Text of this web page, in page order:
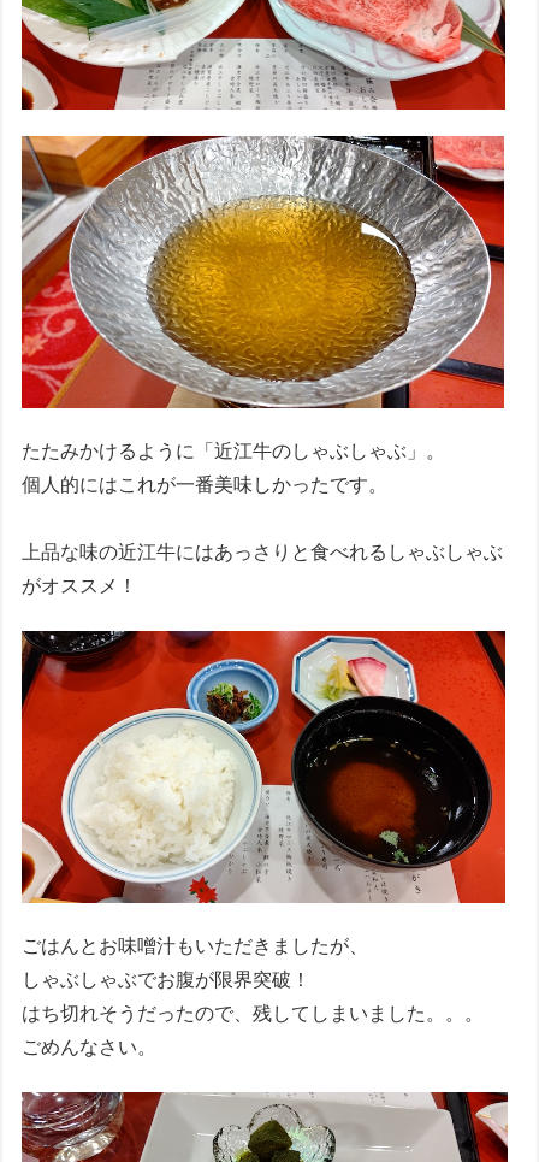
たたみかけるように「近江牛のしゃぶしゃぶ」。
個人的にはこれが一番美味しかったです。
上品な味の近江牛にはあっさりと食べれるしゃぶしゃぶ
がオススメ！
ごはんとお味噌汁もいただきましたが、
しゃぶしゃぶでお腹が限界突破！
はち切れそうだったので、残してしまいました。。。
ごめんなさい。